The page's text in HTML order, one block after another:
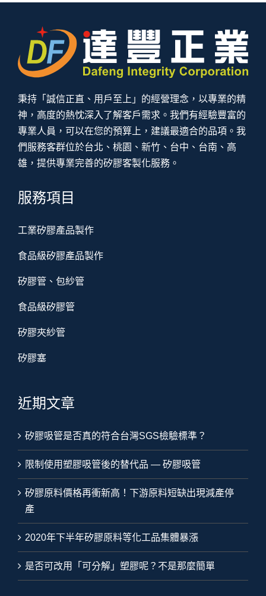
秉持「誠信正直、用戶至上」的經營理念，以專業的精
神，高度的熱忱深入了解客戶需求。我們有經驗豐富的
專業人員，可以在您的預算上，建議最適合的品項。我
們服務客群位於台北、桃園、新竹、台中、台南、高
雄，提供專業完善的矽膠客製化服務。
服務項目
工業矽膠產品製作
食品級矽膠產品製作
矽膠管、包紗管
食品級矽膠管
矽膠夾紗管
矽膠塞
近期文章
矽膠吸管是否真的符合台灣SGS檢驗標準？
限制使用塑膠吸管後的替代品 — 矽膠吸管
矽膠原料價格再衝新高！下游原料短缺出現減產停
產
2020年下半年矽膠原料等化工品集體暴漲
是否可改用「可分解」塑膠呢？不是那麼簡單